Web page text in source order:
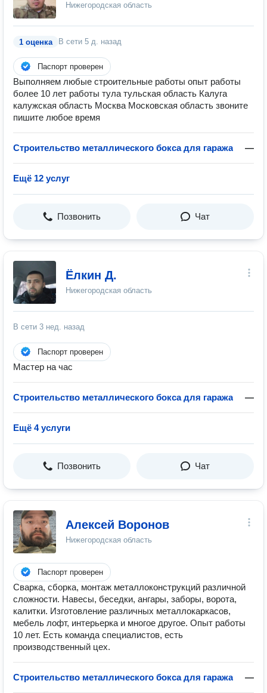
Нижегородская область
1 оценка В сети 5 д. назад
Паспорт проверен
Выполняем любые строительные работы опыт работы
более 10 лет работы тула тульская область Калуга
калужская область Москва Московская область звоните
пишите любое время
Строительство металлического бокса для гаража —
Ещё 12 услуг
Позвонить Чат
Ëлкин Д.
Нижегородская область
В сети 3 нед. назад
Паспорт проверен
Мастер на час
Строительство металлического бокса для гаража —
Ещё 4 услуги
Позвонить Чат
Алексей Воронов
Нижегородская область
Паспорт проверен
Сварка, сборка, монтаж металлоконструкций различной
сложности. Навесы, беседки, ангары, заборы, ворота,
калитки. Изготовление различных металлокаркасов,
мебель лофт, интерьерка и многое другое. Опыт работы
10 лет. Есть команда специалистов, есть
производственный цех.
Строительство металлического бокса для гаража —